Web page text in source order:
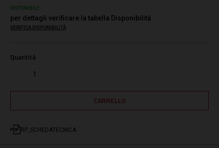
DISPONIBILE
per dettagli verificare la tabella Disponibilità
VERIFICA DISPONIBILITÀ
Quantità
RP_SCHEDATECNICA